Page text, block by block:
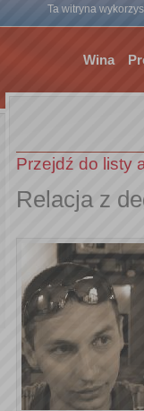
Ta witryna
Wina
Przejdź do listy
Relacja z